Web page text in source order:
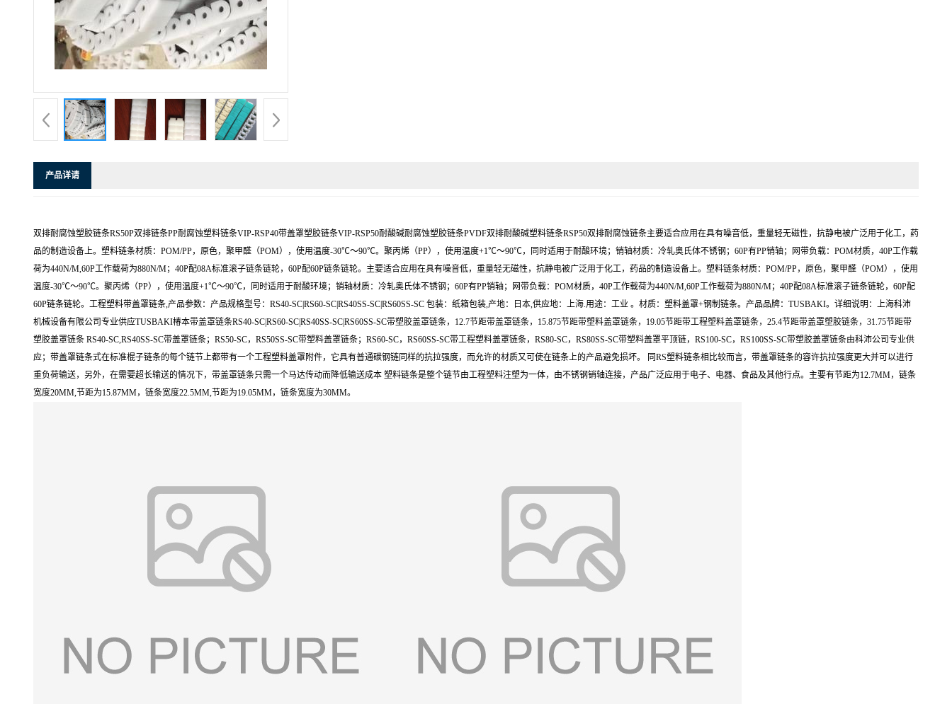
产品详请
双排耐腐蚀塑胶链条RS50P双排链条PP耐腐蚀塑料链条VIP-RSP40带盖罩塑胶链条VIP-RSP50耐酸碱耐腐蚀塑胶链条PVDF双排耐酸碱塑料链条RSP50双排耐腐蚀链条主要适合应用在具有噪音低，重量轻无磁性，抗静电被广泛用于化工，药
品的制造设备上。塑料链条材质：POM/PP，原色，聚甲醛（POM），使用温度-30℃～90℃。聚丙烯（PP），使用温度+1℃～90℃，同时适用于耐酸环境；销轴材质：冷轧奥氏体不锈钢；60P有PP销轴；网带负载：POM材质，40P工作载
荷为440N/M,60P工作载荷为880N/M；40P配08A标准滚子链条链轮，60P配60P链条链轮。主要适合应用在具有噪音低，重量轻无磁性，抗静电被广泛用于化工，药品的制造设备上。塑料链条材质：POM/PP，原色，聚甲醛（POM），使用
温度-30℃～90℃。聚丙烯（PP），使用温度+1℃～90℃，同时适用于耐酸环境；销轴材质：冷轧奥氏体不锈钢；60P有PP销轴；网带负载：POM材质，40P工作载荷为440N/M,60P工作载荷为880N/M；40P配08A标准滚子链条链轮，60P配
60P链条链轮。工程塑料带盖罩链条,产品参数：产品规格型号：RS40-SC|RS60-SC|RS40SS-SC|RS60SS-SC 包装：纸箱包装,产地：日本,供应地：上海.用途：工业 。材质：塑料盖罩+钢制链条。产品品牌：TUSBAKI。详细说明：上海科沛
机械设备有限公司专业供应TUSBAKI椿本带盖罩链条RS40-SC|RS60-SC|RS40SS-SC|RS60SS-SC带塑胶盖罩链条，12.7节距带盖罩链条，15.875节距带塑料盖罩链条，19.05节距带工程塑料盖罩链条，25.4节距带盖罩塑胶链条，31.75节距带
塑胶盖罩链条 RS40-SC,RS40SS-SC带盖罩链条；RS50-SC，RS50SS-SC带塑料盖罩链条；RS60-SC，RS60SS-SC带工程塑料盖罩链条，RS80-SC，RS80SS-SC带塑料盖罩平顶链，RS100-SC，RS100SS-SC带塑胶盖罩链条由科沛公司专业供
应；带盖罩链条式在标准棍子链条的每个链节上都带有一个工程塑料盖罩附件，它具有普通碳钢链同样的抗拉强度，而允许的材质又可使在链条上的产品避免损坏。 同RS塑料链条相比较而言，带盖罩链条的容许抗拉强度更大并可以进行
重负荷输送，另外，在需要超长输送的情况下，带盖罩链条只需一个马达传动而降低输送成本 塑料链条是整个链节由工程塑料注塑为一体，由不锈钢销轴连接，产品广泛应用于电子、电器、食品及其他行点。主要有节距为12.7MM，链条
宽度20MM,节距为15.87MM，链条宽度22.5MM,节距为19.05MM，链条宽度为30MM。